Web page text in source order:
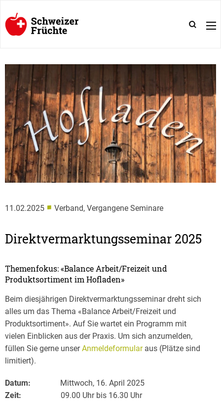
11.02.2025 ■ Verband, Vergangene Seminare
Direktvermarktungsseminar 2025
Themenfokus: «Balance Arbeit/Freizeit und
Produktsortiment im Hofladen»
Beim diesjährigen Direktvermarktungsseminar dreht sich
alles um das Thema «Balance Arbeit/Freizeit und
Produktsortiment». Auf Sie wartet ein Programm mit
vielen Einblicken aus der Praxis. Um sich anzumelden,
füllen Sie gerne unserAnmeldeformularaus (Plätze sind
limitiert).
Datum:
Mittwoch, 16. April 2025
Zeit:
09.00 Uhr bis 16.30 Uhr